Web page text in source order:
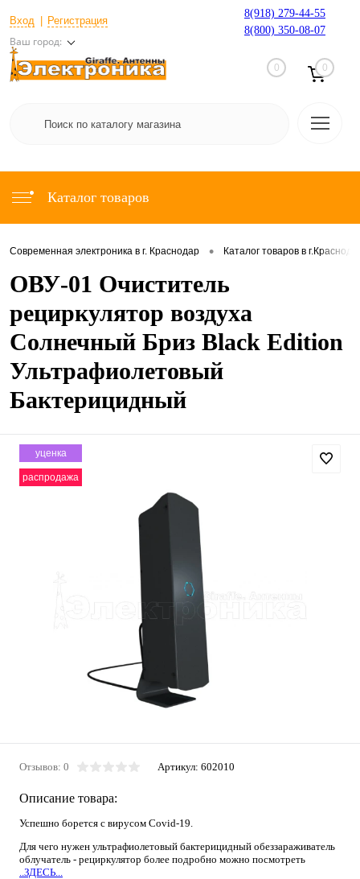
Вход Регистрация
Ваш город:
8(918) 279-44-55
8(800) 350-08-07
0 0
Каталог товаров
Современная электроника в г. Краснодар • Каталог товаров в
ОВУ-01 Очиститель
рециркулятор воздуха
Солнечный Бриз Black Edition
Ультрафиолетовый
Бактерицидный
уценка
распродажа
Отзывов: 0 Артикул: 602010
Описание товара:
Успешно борется с вирусом Covid-19.
Для чего нужен ультрафиолетовый бактерицидный обеззараживатель
облучатель - рециркулятор более подробно можно посмотреть
..ЗДЕСЬ...